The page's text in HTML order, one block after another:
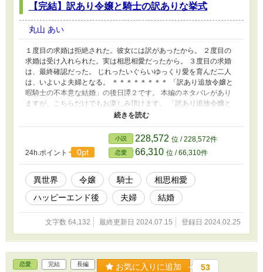
【完結】訳あり令嬢と騎士の訳ありな挙式
丸山 あい
１度目の求婚は拒絶された。彼女には訳があったから。 ２度目の
求婚は受け入れられた。実は相思相愛だったから。 ３度目の求婚
は、最終確認だった。 じれったいぐらいゆっくり愛を育んだ二人
は、いよいよ夫婦となる。 ＊＊＊＊＊＊＊＊ 「訳あり追放令嬢と
暇騎士の不本意な結婚」の後日譚２です。 本編のネタバレがあり
ますが、こちらだけでもお楽しみ頂けます。 「訳あり追放令嬢と
暇騎士の不本意な結婚」 ↓ 「出戻り令嬢の3度目の求婚」 ↓ 「訳あ
24h.ポイント 0pt
小説 228,572 位 / 228,572件
恋愛 66,310 位 / 66,310件
異世界 令嬢 騎士
相思相愛
ハッピーエンド後
夫婦 結婚
文字数 64,132 最終更新日 2024.07.15 登録日 2024.02.25
恋愛 完結 長編 お気に入りに追加 53